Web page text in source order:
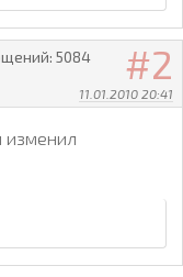
2
11.01.2010 20:41
5084
изменил